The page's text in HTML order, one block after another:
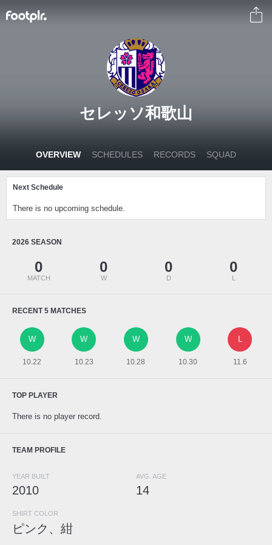
セレッソ和歌山
OVERVIEW SCHEDULES RECORDS SQUAD
Next Schedule
There is no upcoming schedule.
2026 SEASON
0
MATCH
0
W
0
D
0
L
RECENT 5 MATCHES
W
10.22
W
10.23
W
10.28
W
10.30
L
11.6
TOP PLAYER
There is no player record.
TEAM PROFILE
YEAR BUILT
2010
AVG. AGE
14
SHIRT COLOR
ピンク、紺